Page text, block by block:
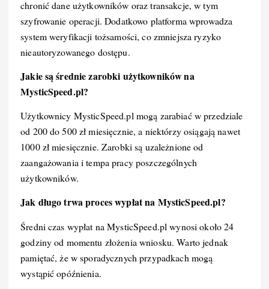
chronić dane użytkowników oraz transakcje, w tym
szyfrowanie operacji. Dodatkowo platforma wprowadza
system weryfikacji tożsamości, co zmniejsza ryzyko
nieautoryzowanego dostępu.
Jakie są średnie zarobki użytkowników na
MysticSpeed.pl?
Użytkownicy MysticSpeed.pl mogą zarabiać w przedziale
od 200 do 500 zł miesięcznie, a niektórzy osiągają nawet
1000 zł miesięcznie. Zarobki są uzależnione od
zaangażowania i tempa pracy poszczególnych
użytkowników.
Jak długo trwa proces wypłat na MysticSpeed.pl?
Średni czas wypłat na MysticSpeed.pl wynosi około 24
godziny od momentu złożenia wniosku. Warto jednak
pamiętać, że w sporadycznych przypadkach mogą
wystąpić opóźnienia.